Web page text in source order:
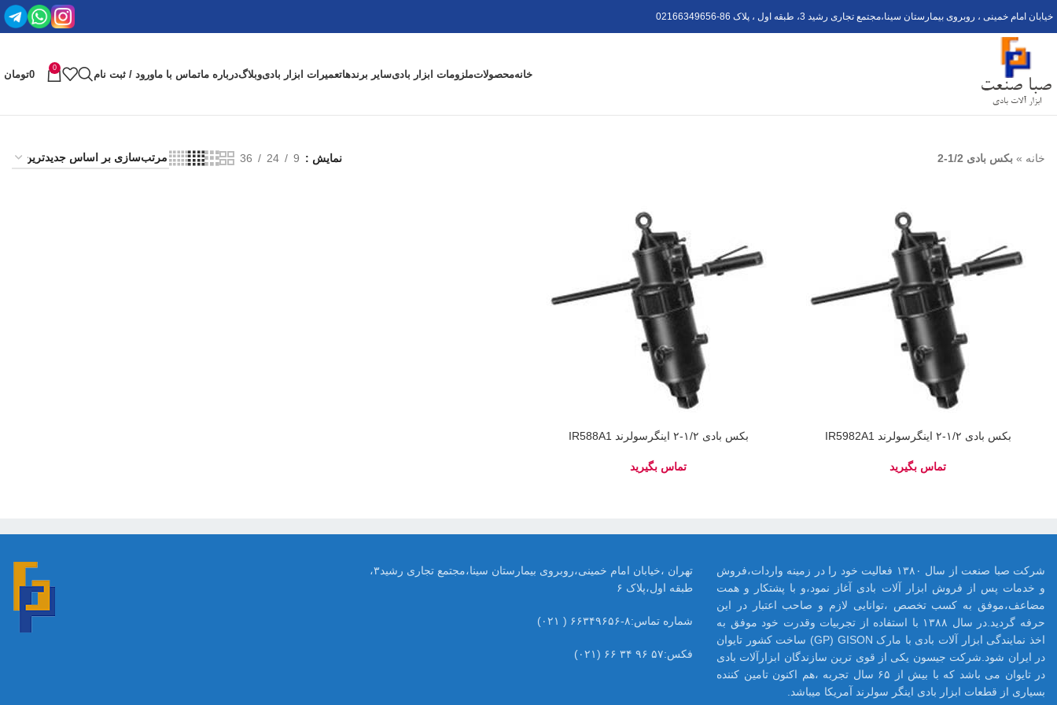
خیابان امام خمینی ، روبروی بیمارستان سینا،مجتمع تجاری رشید 3، طبقه اول ، پلاک 6 02166349656-8
خانهمحصولاتملزومات ابزار بادیسایر برندهاتعمیرات ابزار بادیوبلاگدرباره ماتماس با ماورود / ثبت نام
0
0تومان
خانه » بکس بادی 1/2-2 نمایش 9
24
36
بکس بادی ۱/۲-۲ اینگرسولرند IR5982A1 بکس بادی ۱/۲-۲ اینگرسولرند IR588A1
تهران ،خیابان امام خمینی،روبروی بیمارستان سینا،مجتمع تجاری رشید۳،
طبقه اول،پلاک ۶
شماره تماس:۸-۶۶۳۴۹۶۵۶ ( ۰۲۱)
فکس:۵۷ ۹۶ ۳۴ ۶۶ (۰۲۱)
شرکت صبا صنعت از سال ۱۳۸۰ فعالیت خود را در زمینه واردات،فروش
و خدمات پس از فروش ابزار آلات بادی آغاز نمود،و با پشتکار و همت
مضاعف،موفق به کسب تخصص ،توانایی لازم و صاحب اعتبار در این
حرفه گردید.در سال ۱۳۸۸ با استفاده از تجربیات وقدرت خود موفق به
اخذ نمایندگی ابزار آلات بادی با مارک GP) GISON) ساخت کشور تایوان
در ایران شود.شرکت جیسون یکی از قوی ترین سازندگان ابزارآلات بادی
در تایوان می باشد که با بیش از ۶۵ سال تجربه ،هم اکنون تامین کننده
بسیاری از قطعات ابزار بادی اینگر سولرند آمریکا میباشد.